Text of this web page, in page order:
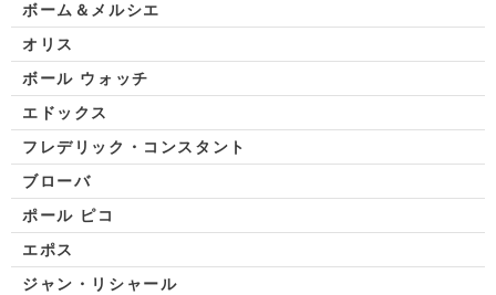
ボーム＆メルシエ
オリス
ボール ウォッチ
エドックス
フレデリック・コンスタント
ブローバ
ポール ピコ
エポス
ジャン・リシャール